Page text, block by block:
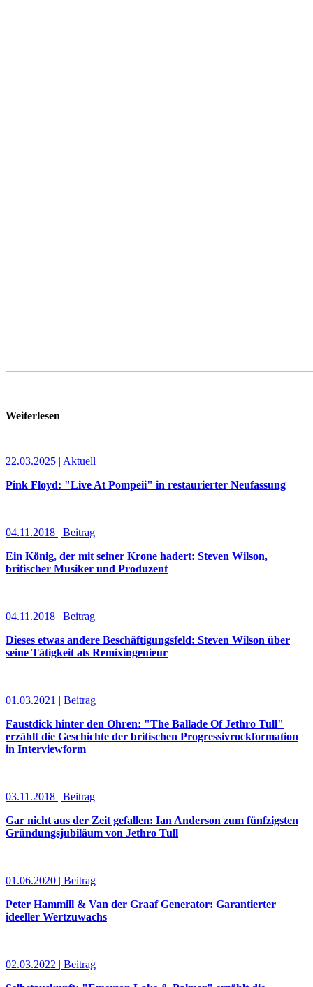
Weiterlesen
22.03.2025 | Aktuell
Pink Floyd: "Live At Pompeii" in restaurierter Neufassung
04.11.2018 | Beitrag
Ein König, der mit seiner Krone hadert: Steven Wilson,
britischer Musiker und Produzent
04.11.2018 | Beitrag
Dieses etwas andere Beschäftigungsfeld: Steven Wilson über
seine Tätigkeit als Remixingenieur
01.03.2021 | Beitrag
Faustdick hinter den Ohren: "The Ballade Of Jethro Tull"
erzählt die Geschichte der britischen Progressivrockformation
in Interviewform
03.11.2018 | Beitrag
Gar nicht aus der Zeit gefallen: Ian Anderson zum fünfzigsten
Gründungsjubiläum von Jethro Tull
01.06.2020 | Beitrag
Peter Hammill & Van der Graaf Generator: Garantierter
ideeller Wertzuwachs
02.03.2022 | Beitrag